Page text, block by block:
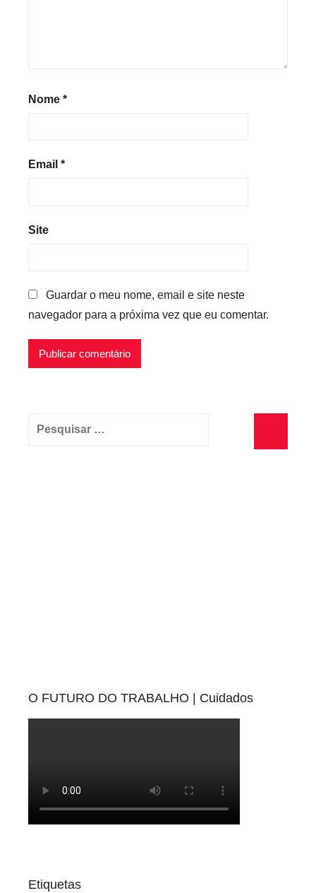
Nome *
Email *
Site
Guardar o meu nome, email e site neste
navegador para a próxima vez que eu comentar.
Pesquisar
O FUTURO DO TRABALHO | Cuidados
Etiquetas